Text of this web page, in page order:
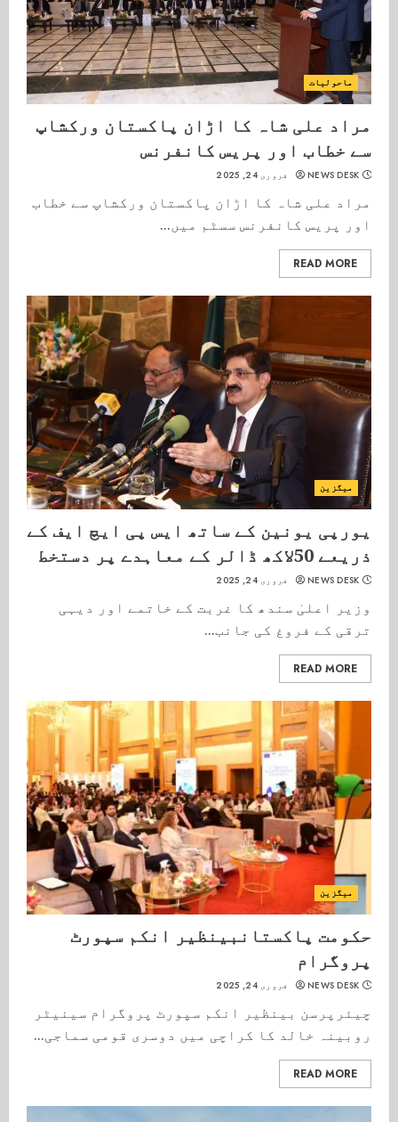
ماحولیات
مراد علی شاہ کا اڑان پاکستان ورکشاپ
سے خطاب اور پریس کانفرنس
NEWS DESK فروری 24, 2025
مراد علی شاہ کا اڑان پاکستان ورکشاپ سے خطاب
اور پریس کانفرنس سسٹم میں...
READ MORE
میگزین
یورپی یونین کے ساتھ ایس پی ایچ ایف کے
ذریعے 50لاکھ ڈالر کے معاہدے پر دستخط
NEWS DESK فروری 24, 2025
وزیر اعلیٰ سندھ کا غربت کے خاتمے اور دیہی
ترقی کے فروغ کی جانب...
READ MORE
میگزین
حکومت پاکستانبینظیر انکم سپورٹ
پروگرام
NEWS DESK فروری 24, 2025
چیئرپرسن بینظیر انکم سپورٹ پروگرام سینیٹر
روبینہ خالد کا کراچی میں دوسری قومی سماجی...
READ MORE